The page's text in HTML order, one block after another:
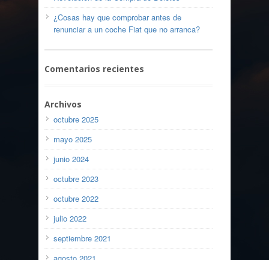
¿Cosas hay que comprobar antes de
renunciar a un coche Fiat que no arranca?
Comentarios recientes
Archivos
octubre 2025
mayo 2025
junio 2024
octubre 2023
octubre 2022
julio 2022
septiembre 2021